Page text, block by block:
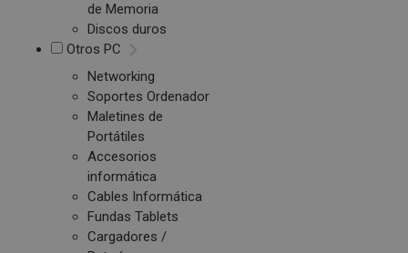
de Memoria
Discos duros
Otros PC
Networking
Soportes Ordenador
Maletines de
Portátiles
Accesorios
informática
Cables Informática
Fundas Tablets
Cargadores /